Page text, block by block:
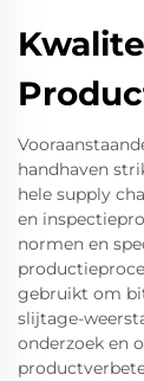
handhaven
hele supply
en
normen en
gebruikt om
slijtage-
onderzoek en